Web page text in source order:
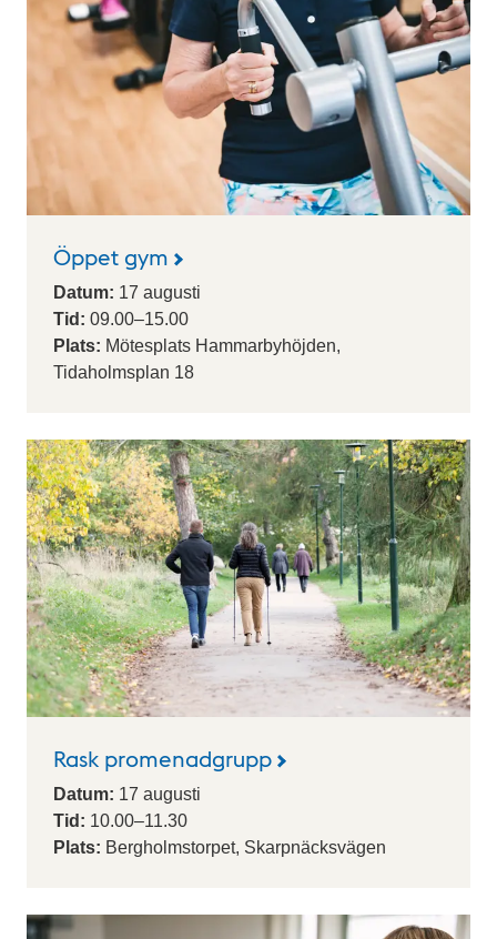
Öppet gym
Datum: 17 augusti
Tid: 09.00–15.00
Plats: Mötesplats Hammarbyhöjden,
Tidaholmsplan 18
Rask promenadgrupp
Datum: 17 augusti
Tid: 10.00–11.30
Plats: Bergholmstorpet, Skarpnäcksvägen